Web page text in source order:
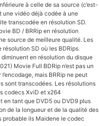
à celle de sa source (c’est-
une vidéo déjà codée à une
transcodée en résolution SD.
BD / BRRip en résolution
source de meilleure qualité. Les
résolution SD où les BDRips
en résolution du disque
Movie Full BDRip n’est pas un
mais BRRip ne peut
sont transcodées. Les résolutions
codecs XviD et x264
en tant que DVD5 ou DVD9 plus
de la longueur et de la qualité des
probable ils Maidene le codec